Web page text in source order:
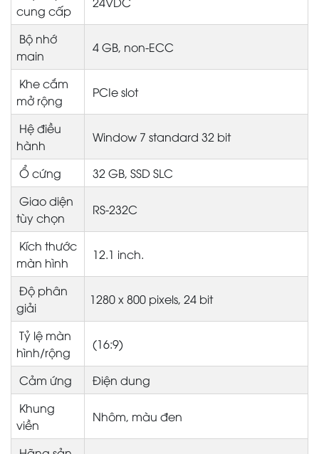
cung cấp
Bộ nhớ
main
4 GB, non-ECC
Khe cắm
mở rộng
PCIe slot
Hệ điều
hành
Window 7 standard 32 bit
Ổ cứng
32 GB, SSD SLC
Giao diện
tùy chọn
RS-232C
Kích thước
màn hình
12.1 inch.
Độ phân
giải
1280 x 800 pixels, 24 bit
Tỷ lệ màn
hình/rộng
(16:9)
Cảm ứng
Điện dung
Khung
viền
Nhôm, màu đen